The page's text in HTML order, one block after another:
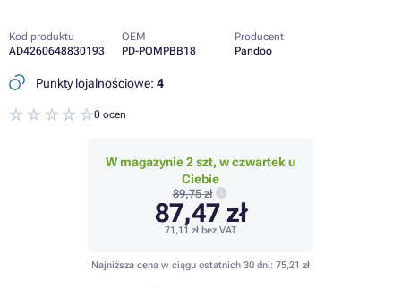
Kod produktu
AD4260648830193
OEM
PD-POMPBB18
Producent
Pandoo
Punkty lojalnościowe: 4
0 ocen
W magazynie 2 szt, w czwartek u
Ciebie
89,75 zł
87,47 zł
71,11 zł bez VAT
Najniższa cena w ciągu ostatnich 30 dni: 75,21 zł